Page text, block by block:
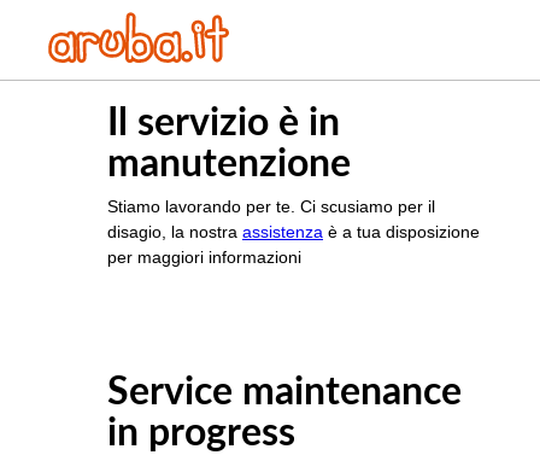
Il servizio è in
manutenzione
Stiamo lavorando per te. Ci scusiamo per il
disagio, la nostra assistenza è a tua disposizione
per maggiori informazioni
Service maintenance
in progress